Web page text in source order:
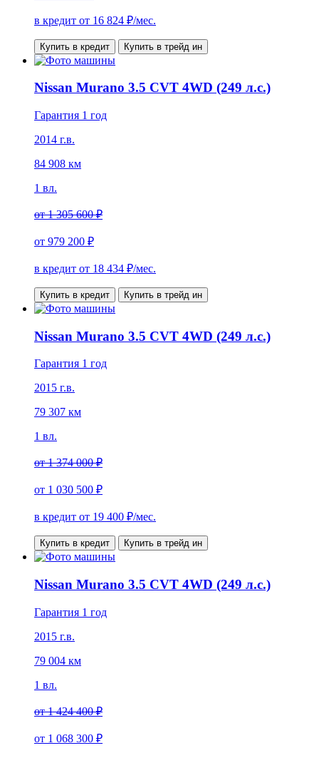
в кредит от 16 824 ₽/мес.
Купить в кредит Купить в трейд ин
Nissan Murano 3.5 CVT 4WD (249 л.с.)
Гарантия 1 год
2014 г.в.
84 908 км
1 вл.
от1 305 600 ₽
от 979 200 ₽
в кредит от 18 434 ₽/мес.
Купить в кредит Купить в трейд ин
Nissan Murano 3.5 CVT 4WD (249 л.с.)
Гарантия 1 год
2015 г.в.
79 307 км
1 вл.
от1 374 000 ₽
от 1 030 500 ₽
в кредит от 19 400 ₽/мес.
Купить в кредит Купить в трейд ин
Nissan Murano 3.5 CVT 4WD (249 л.с.)
Гарантия 1 год
2015 г.в.
79 004 км
1 вл.
от1 424 400 ₽
от 1 068 300 ₽